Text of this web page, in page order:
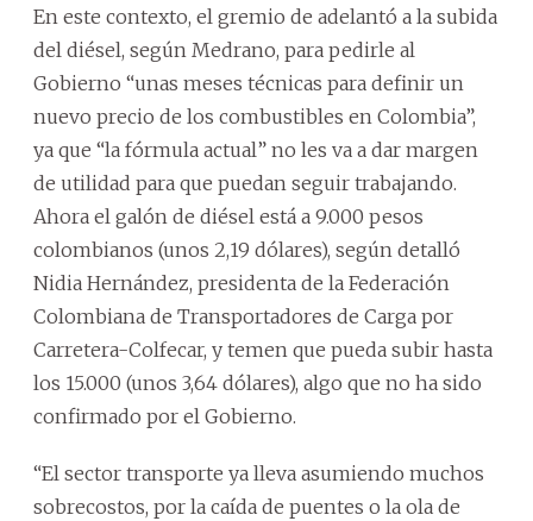
En este contexto, el gremio de adelantó a la subida
del diésel, según Medrano, para pedirle al
Gobierno “unas meses técnicas para definir un
nuevo precio de los combustibles en Colombia”,
ya que “la fórmula actual” no les va a dar margen
de utilidad para que puedan seguir trabajando.
Ahora el galón de diésel está a 9.000 pesos
colombianos (unos 2,19 dólares), según detalló
Nidia Hernández, presidenta de la Federación
Colombiana de Transportadores de Carga por
Carretera-Colfecar, y temen que pueda subir hasta
los 15.000 (unos 3,64 dólares), algo que no ha sido
confirmado por el Gobierno.
“El sector transporte ya lleva asumiendo muchos
sobrecostos, por la caída de puentes o la ola de